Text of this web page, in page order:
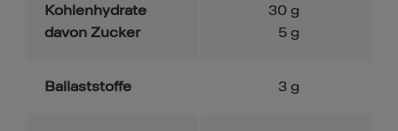
Kohlenhydrate
davon Zucker
30 g
5 g
Ballaststoffe 3 g